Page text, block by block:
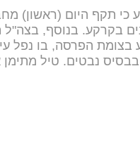
כי תקף היום (ראשון)
בקרקע. בנוסף, בצה"ל
הפרסה, בו נפל
טיל